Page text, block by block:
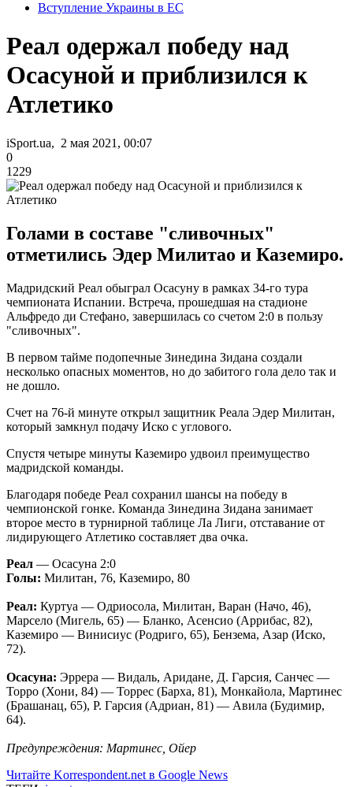
Вступление Украины в ЕС
Реал одержал победу над
Осасуной и приблизился к
Атлетико
iSport.ua, 2 мая 2021, 00:07
0
1229
Голами в составе "сливочных"
отметились Эдер Милитао и Каземиро.
Мадридский Реал обыграл Осасуну в рамках 34-го тура
чемпионата Испании. Встреча, прошедшая на стадионе
Альфредо ди Стефано, завершилась со счетом 2:0 в пользу
"сливочных".
В первом тайме подопечные Зинедина Зидана создали
несколько опасных моментов, но до забитого гола дело так и
не дошло.
Счет на 76-й минуте открыл защитник Реала Эдер Милитан,
который замкнул подачу Иско с углового.
Спустя четыре минуты Каземиро удвоил преимущество
мадридской команды.
Благодаря победе Реал сохранил шансы на победу в
чемпионской гонке. Команда Зинедина Зидана занимает
второе место в турнирной таблице Ла Лиги, отставание от
лидирующего Атлетико составляет два очка.
Реал — Осасуна 2:0
Голы: Милитан, 76, Каземиро, 80
Реал: Куртуа — Одриосола, Милитан, Варан (Начо, 46),
Марсело (Мигель, 65) — Бланко, Асенсио (Аррибас, 82),
Каземиро — Винисиус (Родриго, 65), Бензема, Азар (Иско,
72).
Осасуна: Эррера — Видаль, Аридане, Д. Гарсия, Санчес —
Торро (Хони, 84) — Торрес (Барха, 81), Монкайола, Мартинес
(Брашанац, 65), Р. Гарсия (Адриан, 81) — Авила (Будимир,
64).
Предупреждения: Мартинес, Ойер
Читайте Korrespondent.net в Google News